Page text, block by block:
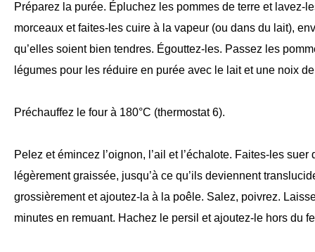
Préparez la purée. Épluchez les pommes de terre et lavez-
morceaux et faites-les cuire à la vapeur (ou dans du lait),
qu’elles soient bien tendres. Égouttez-les. Passez les
légumes pour les réduire en purée avec le lait et une noix
Préchauffez le four à 180°C (thermostat 6).
Pelez et émincez l’oignon, l’ail et l’échalote. Faites-les
légèrement graissée, jusqu’à ce qu’ils deviennent
grossièrement et ajoutez-la à la poêle. Salez, poivrez.
minutes en remuant. Hachez le persil et ajoutez-le hors du